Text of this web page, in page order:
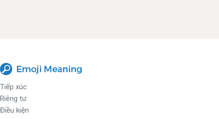
Tiếp xúc
Riêng tư
Điều kiện